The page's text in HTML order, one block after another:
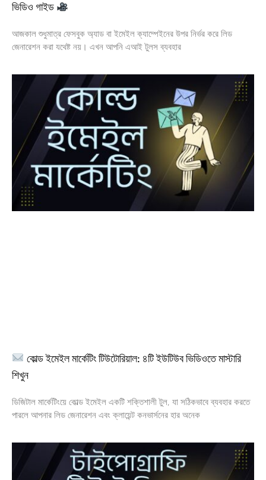
ভিডিও গাইড
আজকাল শুধুমাত্র ফেসবুক অ্যাড বা ইমেইল ক্যাম্পেইনের উপর নির্ভর করে লিড
জেনারেশন করা যথেষ্ট নয়। এখন আপনি এআই টুলস ব্যবহার
কোল্ড ইমেইল মার্কেটিং টিউটোরিয়াল: ৪টি ইউটিউব ভিডিওতে মাস্টারি
শিখুন
ডিজিটাল মার্কেটিংয়ে কোল্ড ইমেইল একটি শক্তিশালী টুল, যা সঠিকভাবে ব্যবহার করতে
পারলে আপনার লিড জেনারেশন এবং ক্লায়েন্ট কনভার্সনের হার অনেক